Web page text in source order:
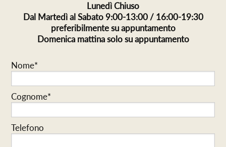
Lunedì Chiuso
Dal Martedì al Sabato 9:00-13:00 / 16:00-19:30
preferibilmente su appuntamento
Domenica mattina solo su appuntamento
Nome*
Cognome*
Telefono